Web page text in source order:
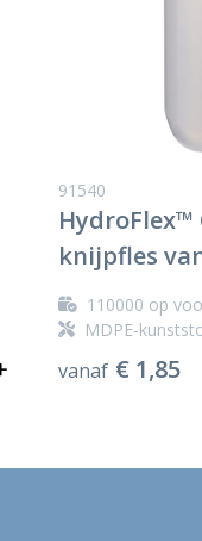
91540
HydroFlex™
knijpfles
110000 op
MDPE-
vanaf € 1,85